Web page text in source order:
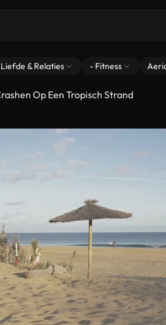
Liefde & Relaties - Fitness
Op Een Tropisch Strand